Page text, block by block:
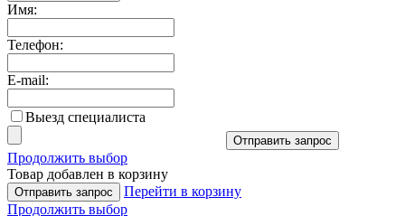
Имя:
Телефон:
E-mail:
Выезд специалиста
Отправить запрос
Продолжить выбор
Товар добавлен в корзину
Отправить запрос
Перейти в корзину
Продолжить выбор